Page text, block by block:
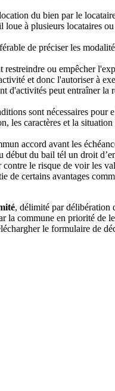
du bien par le
à plusieurs locataires
de préciser les
restreindre ou empêcher
et donc l'autoriser à
d'activités peut entraîner la
sont nécessaires pour
les caractères et la
accord avant les
du bail tél un droit
le risque de voir les
de certains avantages
, délimité par délibération
commune en priorité de
le formulaire de